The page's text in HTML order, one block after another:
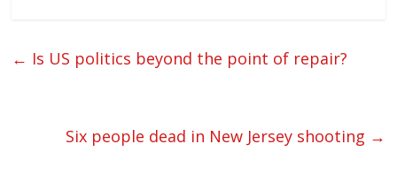
← Is US politics beyond the point of repair?
Six people dead in New Jersey shooting →